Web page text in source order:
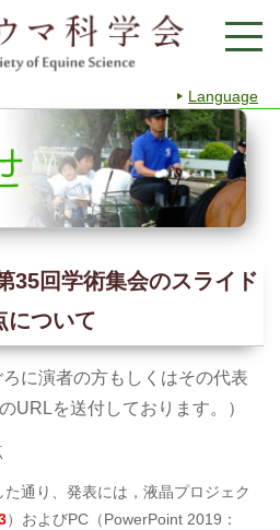
Language
35回学術集会のスライド
について
に演者の方もしくはその代表
URLを送付しております。）
通り、発表には，液晶プロジェク
）およびPC（PowerPoint 2019：